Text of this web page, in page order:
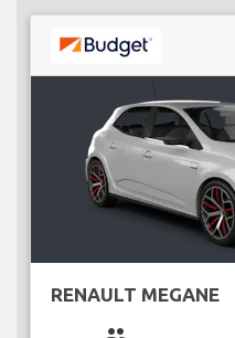
RENAULT MEGANE